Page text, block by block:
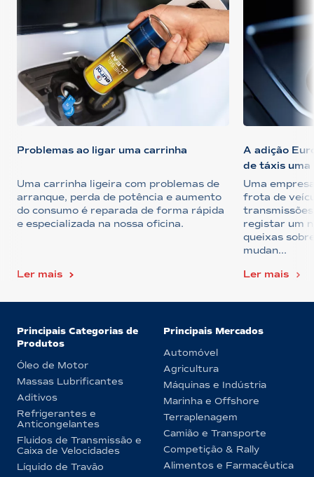
Problemas ao ligar uma carrinha
Uma carrinha ligeira com problemas de
arranque, perda de potência e aumento
do consumo é reparada de forma rápida
e especializada na nossa oficina.
Ler mais
A adição
de táxis uma
Uma
frota de
registar um
queixas
mudan...
Ler mais
Principais Categorias de
Produtos
Óleo de Motor
Massas Lubrificantes
Aditivos
Refrigerantes e
Anticongelantes
Fluidos de Transmissão e
Caixa de Velocidades
Líquido de Travão
Principais Mercados
Automóvel
Agricultura
Máquinas e Indústria
Marinha e Offshore
Terraplenagem
Camião e Transporte
Competição & Rally
Alimentos e Farmacêutica